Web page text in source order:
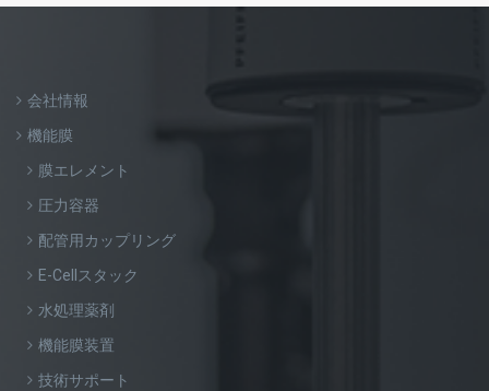
会社情報
機能膜
膜エレメント
圧力容器
配管用カップリング
E-Cellスタック
水処理薬剤
機能膜装置
技術サポート